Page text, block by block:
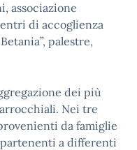
associazione
di accoglienza
palestre,
dei più
Nei tre
da famiglie
a differenti